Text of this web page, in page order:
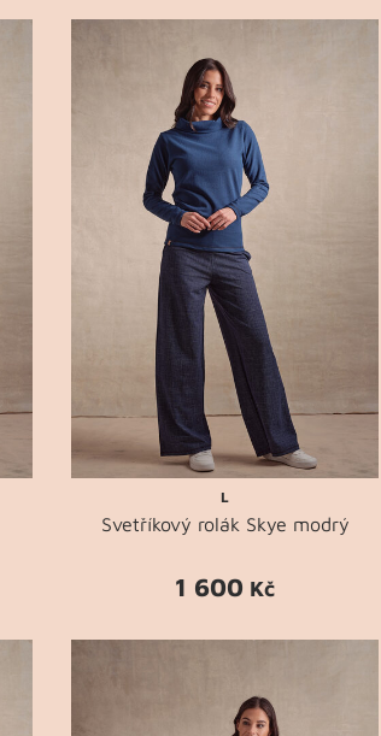
L
Svetříkový rolák Skye modrý
1 600 Kč